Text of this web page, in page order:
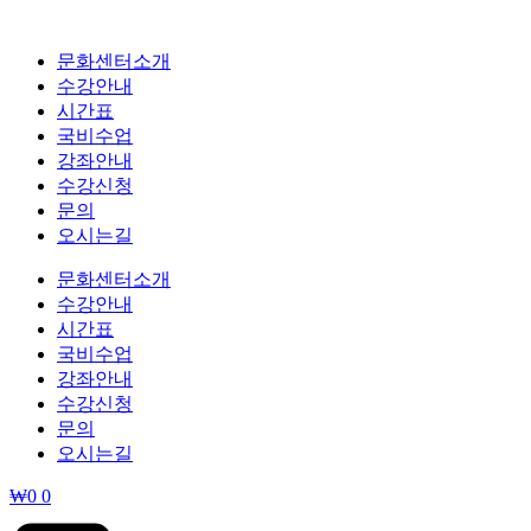
문화센터소개
수강안내
시간표
국비수업
강좌안내
수강신청
문의
오시는길
문화센터소개
수강안내
시간표
국비수업
강좌안내
수강신청
문의
오시는길
₩0 0